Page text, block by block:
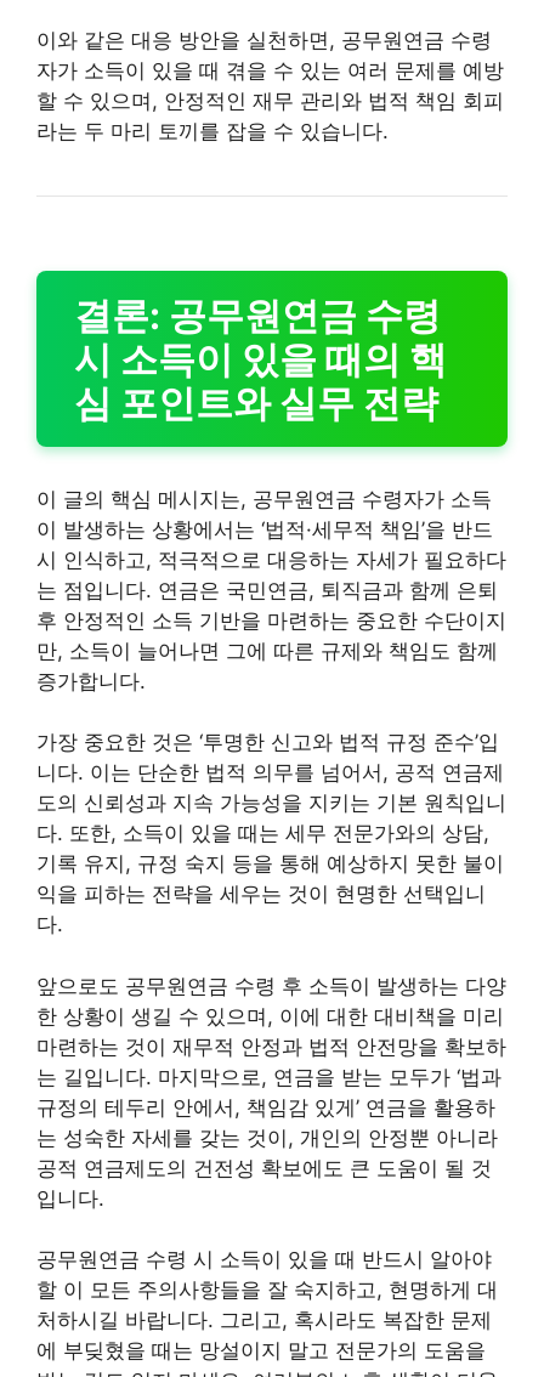
이와 같은 대응 방안을 실천하면, 공무원연금 수령
자가 소득이 있을 때 겪을 수 있는 여러 문제를 예방
할 수 있으며, 안정적인 재무 관리와 법적 책임 회피
라는 두 마리 토끼를 잡을 수 있습니다.
결론: 공무원연금 수령
시 소득이 있을 때의 핵
심 포인트와 실무 전략
이 글의 핵심 메시지는, 공무원연금 수령자가 소득
이 발생하는 상황에서는 ‘법적·세무적 책임’을 반드
시 인식하고, 적극적으로 대응하는 자세가 필요하다
는 점입니다. 연금은 국민연금, 퇴직금과 함께 은퇴
후 안정적인 소득 기반을 마련하는 중요한 수단이지
만, 소득이 늘어나면 그에 따른 규제와 책임도 함께
증가합니다.
가장 중요한 것은 ‘투명한 신고와 법적 규정 준수’입
니다. 이는 단순한 법적 의무를 넘어서, 공적 연금제
도의 신뢰성과 지속 가능성을 지키는 기본 원칙입니
다. 또한, 소득이 있을 때는 세무 전문가와의 상담,
기록 유지, 규정 숙지 등을 통해 예상하지 못한 불이
익을 피하는 전략을 세우는 것이 현명한 선택입니
다.
앞으로도 공무원연금 수령 후 소득이 발생하는 다양
한 상황이 생길 수 있으며, 이에 대한 대비책을 미리
마련하는 것이 재무적 안정과 법적 안전망을 확보하
는 길입니다. 마지막으로, 연금을 받는 모두가 ‘법과
규정의 테두리 안에서, 책임감 있게’ 연금을 활용하
는 성숙한 자세를 갖는 것이, 개인의 안정뿐 아니라
공적 연금제도의 건전성 확보에도 큰 도움이 될 것
입니다.
공무원연금 수령 시 소득이 있을 때 반드시 알아야
할 이 모든 주의사항들을 잘 숙지하고, 현명하게 대
처하시길 바랍니다. 그리고, 혹시라도 복잡한 문제
에 부딪혔을 때는 망설이지 말고 전문가의 도움을